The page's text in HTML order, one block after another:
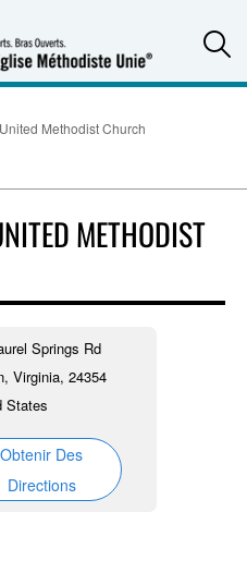
Methodist Church
METHODIST
Springs Rd
Virginia, 24354
States
Obtenir Des
Directions